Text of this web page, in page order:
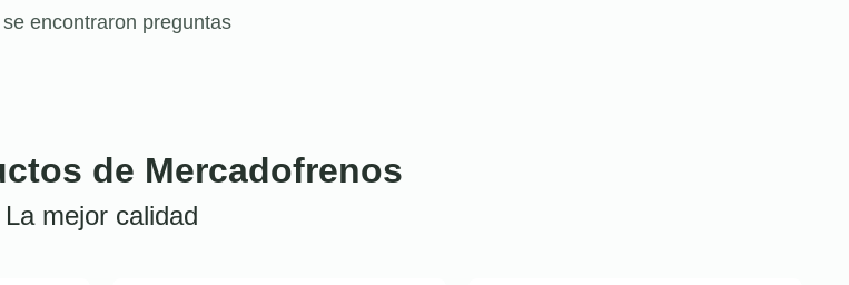
se encontraron preguntas
de Mercadofrenos
La mejor calidad